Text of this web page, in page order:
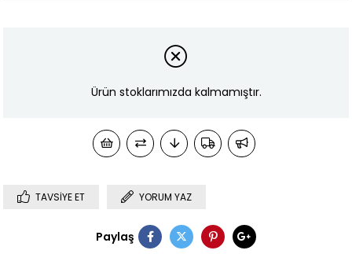
Ürün stoklarımızda kalmamıştır.
TAVSIYE ET YORUM YAZ
Paylaş